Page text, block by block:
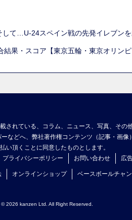
て…U-24スペイン戦の先発イレブン
・スコア【東京五輪・東京オリンピ
されている、コラム、ニュース、写真、そ
などへ、弊社著作権コンテンツ（記事・画
い頂くことに同意したものとします。
プライバシーポリシー お問い合わせ 広
オンラインショップ ベースボールチャ
2026 kanzen Ltd. All Right Reserved.